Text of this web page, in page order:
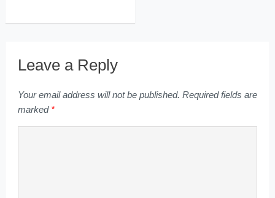
Leave a Reply
Your email address will not be published. Required fields are
marked *